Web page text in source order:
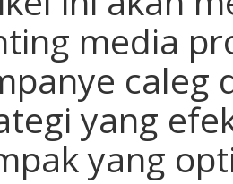
media
caleg
yang
yang